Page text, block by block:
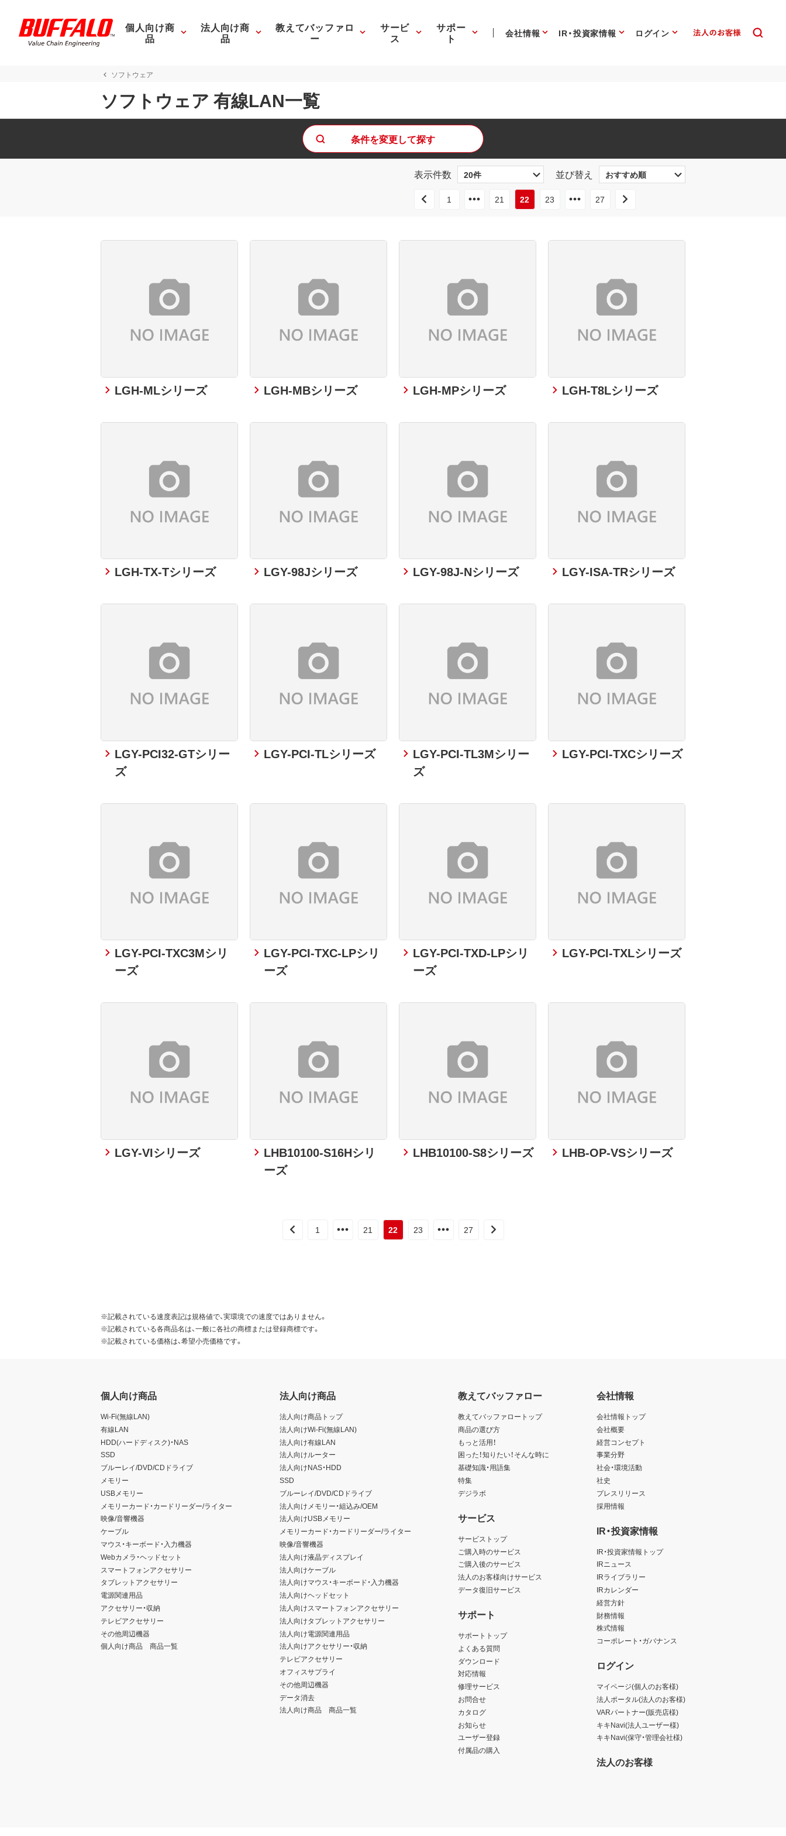
個人向け商
品
法人向け商
品
教えてバッファロ
ー
サービ
ス
サポー
ト 会社情報 IR・投資家情報 ログイン
ソフトウェア
ソフトウェア 有線LAN一覧
条件を変更して探す
表示件数 並び替え
1 21 22 23 27
LGH-MLシリーズ LGH-MBシリーズ LGH-MPシリーズ LGH-T8Lシリーズ
LGH-TX-Tシリーズ LGY-98Jシリーズ LGY-98J-Nシリーズ LGY-ISA-TRシリーズ
LGY-PCI32-GTシリー
ズ
LGY-PCI-TLシリーズ
LGY-PCI-TL3Mシリー
ズ
LGY-PCI-TXCシリーズ
LGY-PCI-TXC3Mシリ
ーズ
LGY-PCI-TXC-LPシリ
ーズ
LGY-PCI-TXD-LPシリ
ーズ
LGY-PCI-TXLシリーズ
LGY-VIシリーズ
LHB10100-S16Hシリ
ーズ
LHB10100-S8シリーズ LHB-OP-VSシリーズ
1 21 22 23 27
※記載されている速度表記は規格値で、実環境での速度ではありません。
※記載されている各商品名は、一般に各社の商標または登録商標です。
※記載されている価格は、希望小売価格です。
個人向け商品
Wi-Fi(無線LAN)
有線LAN
HDD(ハードディスク)・NAS
SSD
ブルーレイ/DVD/CDドライブ
メモリー
USBメモリー
メモリーカード・カードリーダー/ライター
映像/音響機器
ケーブル
マウス・キーボード・入力機器
Webカメラ・ヘッドセット
スマートフォンアクセサリー
タブレットアクセサリー
電源関連用品
アクセサリー・収納
テレビアクセサリー
その他周辺機器
個人向け商品 商品一覧
法人向け商品
法人向け商品トップ
法人向けWi-Fi(無線LAN)
法人向け有線LAN
法人向けルーター
法人向けNAS・HDD
SSD
ブルーレイ/DVD/CDドライブ
法人向けメモリー・組込み/OEM
法人向けUSBメモリー
メモリーカード・カードリーダー/ライター
映像/音響機器
法人向け液晶ディスプレイ
法人向けケーブル
法人向けマウス・キーボード・入力機器
法人向けヘッドセット
法人向けスマートフォンアクセサリー
法人向けタブレットアクセサリー
法人向け電源関連用品
法人向けアクセサリー・収納
テレビアクセサリー
オフィスサプライ
その他周辺機器
データ消去
法人向け商品 商品一覧
教えてバッファロー
教えてバッファロートップ
商品の選び方
もっと活用！
困った！知りたい！そんな時に
基礎知識・用語集
特集
デジラボ
サービス
サービストップ
ご購入時のサービス
ご購入後のサービス
法人のお客様向けサービス
データ復旧サービス
サポート
サポートトップ
よくある質問
ダウンロード
対応情報
修理サービス
お問合せ
カタログ
お知らせ
ユーザー登録
付属品の購入
会社情報
会社情報トップ
会社概要
経営コンセプト
事業分野
社会・環境活動
社史
プレスリリース
採用情報
IR・投資家情報
IR・投資家情報トップ
IRニュース
IRライブラリー
IRカレンダー
経営方針
財務情報
株式情報
コーポレート・ガバナンス
ログイン
マイページ(個人のお客様)
法人ポータル(法人のお客様)
VARパートナー(販売店様)
キキNavi(法人ユーザー様)
キキNavi(保守・管理会社様)
法人のお客様